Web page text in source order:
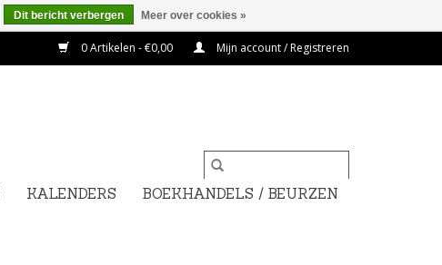
0 Artikelen - €0,00 Mijn account / Registreren
KALENDERS BOEKHANDELS / BEURZEN
Dit bericht verbergen Meer over cookies »